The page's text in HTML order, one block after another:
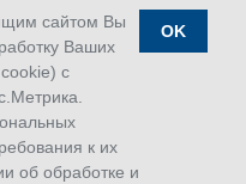
сайтом Вы
Ваших
с
к их
об обработке и
OK
03, ОС № 1427-04,
ПС № 1427 от
г.